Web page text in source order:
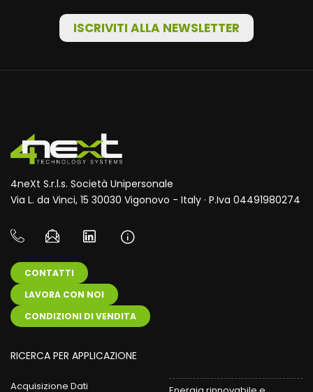
ISCRIVITI ALLA NEWSLETTER
4neXt S.r.l.s. Società Unipersonale
Via L. da Vinci, 15 30030 Vigonovo - Italy · P.Iva 04491980274
CONTATTI
LAVORA CON NOI
CONDIZIONI DI VENDITA
RICERCA PER APPLICAZIONE
Acquisizione Dati